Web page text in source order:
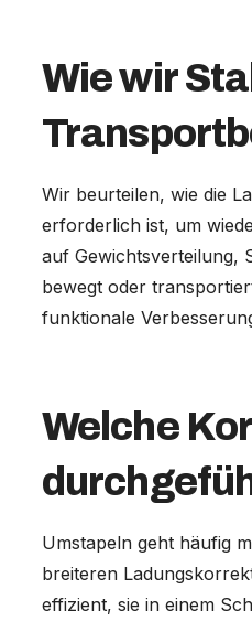
Wie wir
Wir beurteilen, wie die
erforderlich ist, um
auf Gewichtsverteilung,
bewegt oder
funktionale
Welche
Umstapeln geht häufig
breiteren
effizient, sie in einem